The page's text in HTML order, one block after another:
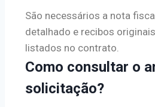
São necessários a nota
detalhado e recibos
listados no contrato.
Como consultar o
solicitação?